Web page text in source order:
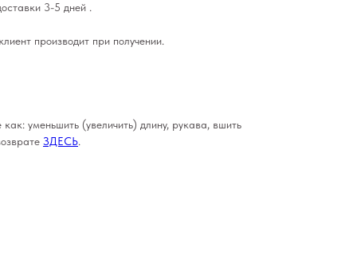
3-5 дней .
производит при получении.
уменьшить (увеличить) длину, рукава, вшить
ЗДЕСЬ.